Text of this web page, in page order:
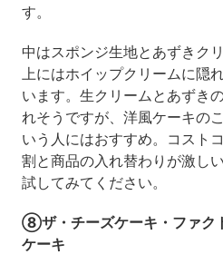
す。
中はスポンジ生地とあずきク
上にはホイップクリームに隠
います。生クリームとあずき
れそうですが、洋風ケーキの
いう人にはおすすめ。コスト
割と商品の入れ替わりが激し
試してみてください。
⑧ザ・チーズケーキ・ファク
ケーキ